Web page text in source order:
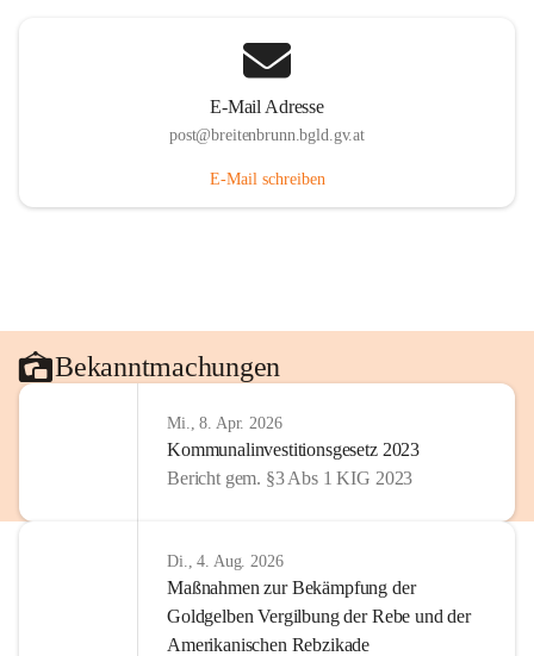
E-Mail Adresse
post@breitenbrunn.bgld.gv.at
E-Mail schreiben
Bekanntmachungen
Mi., 8. Apr. 2026
Kommunalinvestitionsgesetz 2023
Bericht gem. §3 Abs 1 KIG 2023
Di., 4. Aug. 2026
Maßnahmen zur Bekämpfung der
Goldgelben Vergilbung der Rebe und der
Amerikanischen Rebzikade